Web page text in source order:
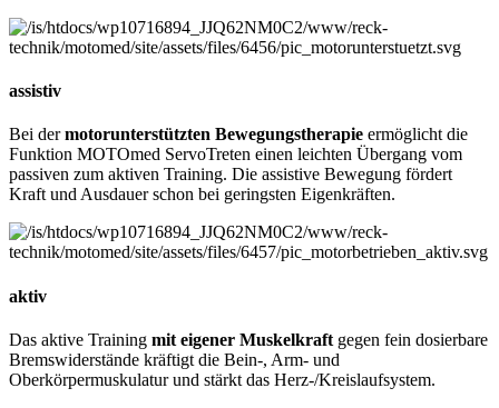
assistiv
Bei dermotorunterstützten Bewegungstherapie ermöglicht die
Funktion MOTOmed ServoTreten einen leichten Übergang vom
passiven zum aktiven Training. Die assistive Bewegung fördert
Kraft und Ausdauer schon bei geringsten Eigenkräften.
aktiv
Das aktive Training mit eigener Muskelkraft gegen fein dosierbare
Bremswiderstände kräftigt die Bein-, Arm- und
Oberkörpermuskulatur und stärkt das Herz-/Kreislaufsystem.